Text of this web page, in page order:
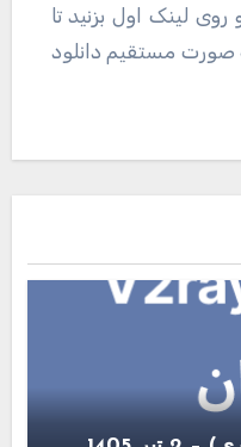
لینک اول بزنید تا
صورت مستقیم دانلود